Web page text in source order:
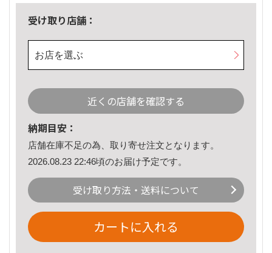
受け取り店舗：
お店を選ぶ
近くの店舗を確認する
納期目安：
店舗在庫不足の為、取り寄せ注文となります。
2026.08.23 22:46頃のお届け予定です。
受け取り方法・送料について
カートに入れる